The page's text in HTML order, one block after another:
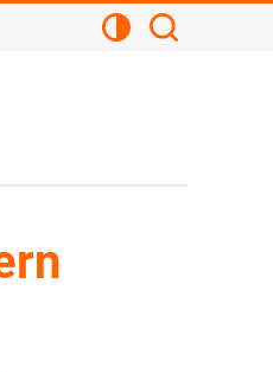
Kontrastansicht